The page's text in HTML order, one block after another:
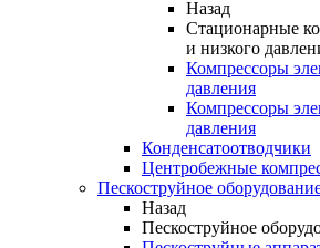
Назад
Стационарные
и низкого
Компрессоры
давления
Компрессоры
давления
Конденсатоотводчики
Центробежные
Пескоструйное
Назад
Пескоструйное